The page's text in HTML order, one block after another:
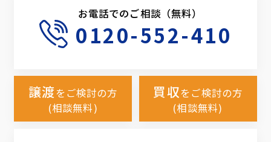
お電話でのご相談（無料）
0120-552-410
譲渡をご検討の方
(相談無料)
買収をご検討の方
(相談無料)